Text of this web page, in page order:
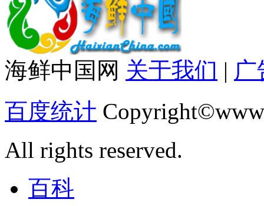
海鲜中国网 关于我们 | 广
百度统计
All rights reserved.
百科